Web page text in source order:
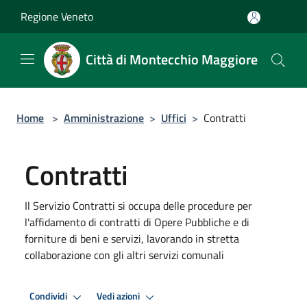
Regione Veneto
Città di Montecchio Maggiore
Home > Amministrazione > Uffici > Contratti
Contratti
Il Servizio Contratti si occupa delle procedure per
l'affidamento di contratti di Opere Pubbliche e di
forniture di beni e servizi, lavorando in stretta
collaborazione con gli altri servizi comunali
Condividi Vedi azioni